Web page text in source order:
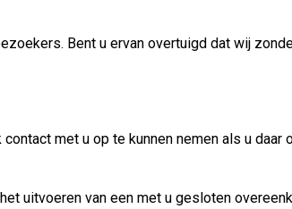
Bent u ervan overtuigd dat wij
met u op te kunnen nemen als u
uitvoeren van een met u gesloten